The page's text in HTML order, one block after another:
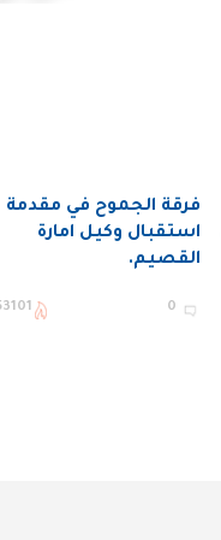
فرقة الجموح في مقدمة
استقبال وكيل امارة
القصيم.
0